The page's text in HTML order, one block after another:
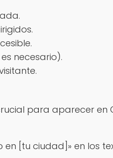
necesario).
para aparecer
[tu ciudad]» en los